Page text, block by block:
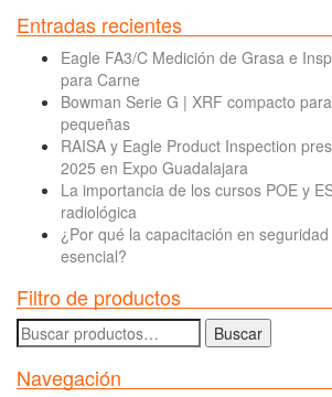
Entradas recientes
Eagle FA3/C Medición de Grasa e
para Carne
Bowman Serie G | XRF compacto
pequeñas
RAISA y Eagle Product Inspection
2025 en Expo Guadalajara
La importancia de los cursos POE y
radiológica
¿Por qué la capacitación en
esencial?
Filtro de productos
Buscar
por:
Buscar
Navegación